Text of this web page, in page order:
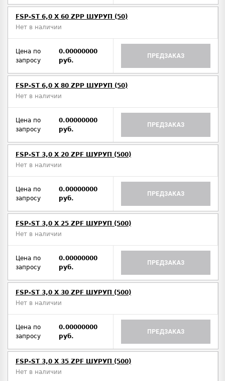
FSP-ST 6,0 X 60 ZPP ШУРУП (50)
Нет в наличии
Цена по
запросу
0.00000000
руб.
ПРЕДЗАКАЗ
FSP-ST 6,0 X 80 ZPP ШУРУП (50)
Нет в наличии
Цена по
запросу
0.00000000
руб.
ПРЕДЗАКАЗ
FSP-ST 3,0 X 20 ZPF ШУРУП (500)
Нет в наличии
Цена по
запросу
0.00000000
руб.
ПРЕДЗАКАЗ
FSP-ST 3,0 X 25 ZPF ШУРУП (500)
Нет в наличии
Цена по
запросу
0.00000000
руб.
ПРЕДЗАКАЗ
FSP-ST 3,0 X 30 ZPF ШУРУП (500)
Нет в наличии
Цена по
запросу
0.00000000
руб.
ПРЕДЗАКАЗ
FSP-ST 3,0 X 35 ZPF ШУРУП (500)
Нет в наличии